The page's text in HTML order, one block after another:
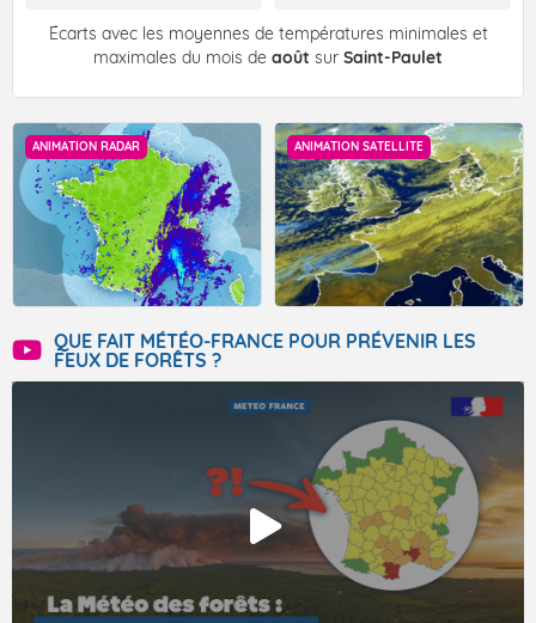
Écarts avec les moyennes de températures minimales et
maximales du mois de août sur Saint-Paulet
ANIMATION RADAR ANIMATION SATELLITE
QUE FAIT MÉTÉO-FRANCE POUR PRÉVENIR LES
FEUX DE FORÊTS ?